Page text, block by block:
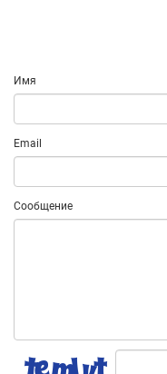
Имя
Email
Сообщение